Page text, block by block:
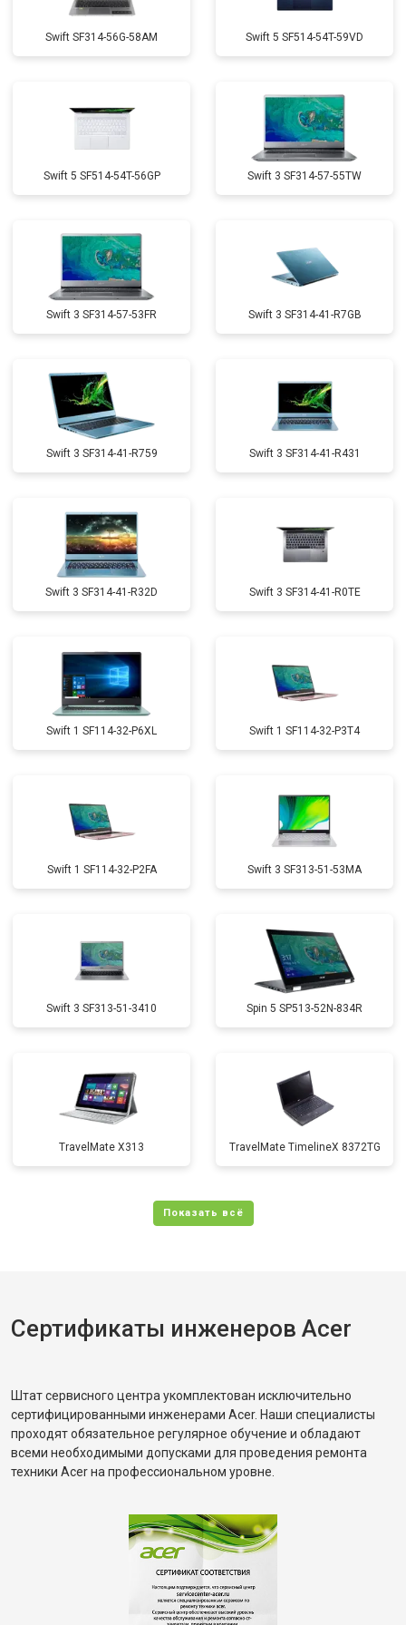
Swift SF314-56G-58AM Swift 5 SF514-54T-59VD
Swift 5 SF514-54T-56GP Swift 3 SF314-57-55TW
Swift 3 SF314-57-53FR Swift 3 SF314-41-R7GB
Swift 3 SF314-41-R759 Swift 3 SF314-41-R431
Swift 3 SF314-41-R32D Swift 3 SF314-41-R0TE
Swift 1 SF114-32-P6XL Swift 1 SF114-32-P3T4
Swift 1 SF114-32-P2FA Swift 3 SF313-51-53MA
Swift 3 SF313-51-3410 Spin 5 SP513-52N-834R
TravelMate X313 TravelMate TimelineX 8372TG
Сертификаты инженеров Acer
Штат сервисного центра укомплектован исключительно
сертифицированными инженерами Acer. Наши специалисты
проходят обязательное регулярное обучение и обладают
всеми необходимыми допусками для проведения ремонта
техники Acer на профессиональном уровне.